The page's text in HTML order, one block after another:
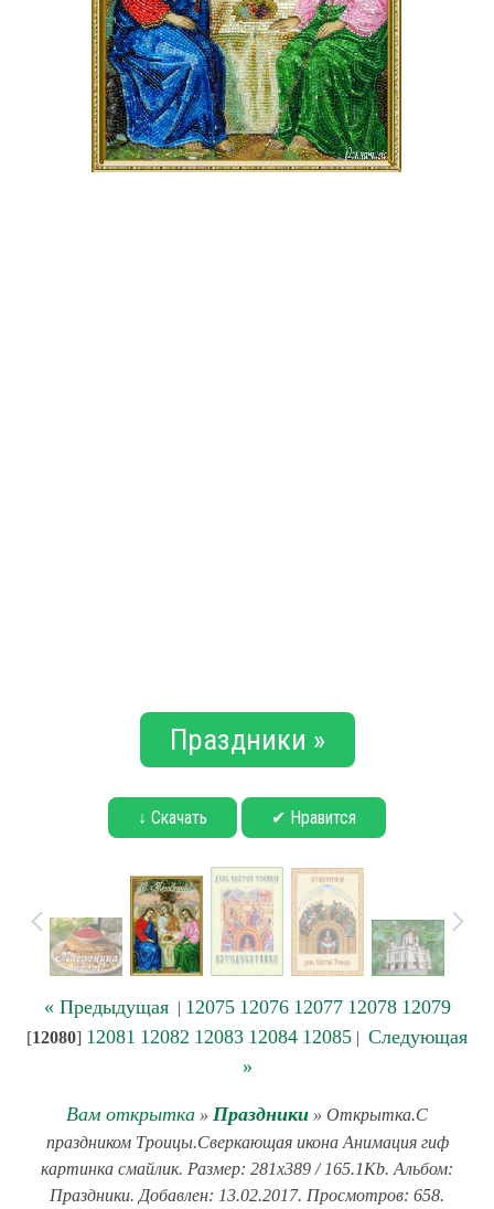
Праздники »
↓ Скачать ✔ Нравится
« Предыдущая| 12075 12076 12077 12078 12079
[12080] 12081 12082 12083 12084 12085 | Следующая
»
Вам открытка » Праздники » Открытка.С
праздником Троицы.Сверкающая икона Анимация гиф
картинка смайлик. Размер: 281x389 / 165.1Kb. Альбом:
Праздники. Добавлен: 13.02.2017. Просмотров: 658.